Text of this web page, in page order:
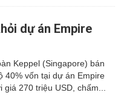
dự án Empire
Keppel (Singapore) bán
40% vốn tại dự án Empire
giá 270 triệu USD, chấm...